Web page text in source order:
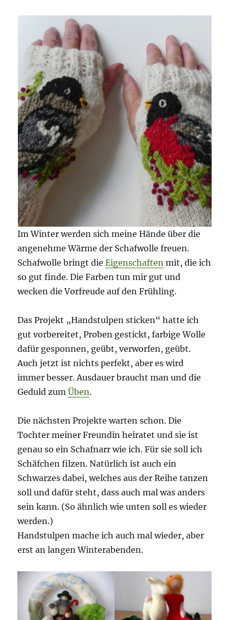
Im Winter werden sich meine Hände über die
angenehme Wärme der Schafwolle freuen.
Schafwolle bringt dieEigenschaften mit, die ich
so gut finde. Die Farben tun mir gut und
wecken die Vorfreude auf den Frühling.
Das Projekt „Handstulpen sticken“ hatte ich
gut vorbereitet, Proben gestickt, farbige Wolle
dafür gesponnen, geübt, verworfen, geübt.
Auch jetzt ist nichts perfekt, aber es wird
immer besser. Ausdauer braucht man und die
Geduld zumÜben.
Die nächsten Projekte warten schon. Die
Tochter meiner Freundin heiratet und sie ist
genau so ein Schafnarr wie ich. Für sie soll ich
Schäfchen filzen. Natürlich ist auch ein
Schwarzes dabei, welches aus der Reihe tanzen
soll und dafür steht, dass auch mal was anders
sein kann. (So ähnlich wie unten soll es wieder
werden.)
Handstulpen mache ich auch mal wieder, aber
erst an langen Winterabenden.